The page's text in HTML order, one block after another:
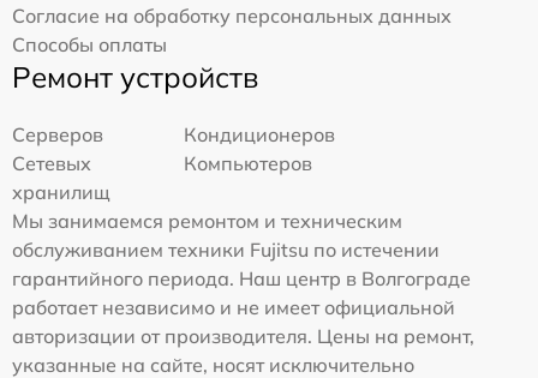
Согласие на обработку персональных данных
Способы оплаты
Ремонт устройств
Серверов
Кондиционеров
Сетевых
хранилищ
Компьютеров
Мы занимаемся ремонтом и техническим
обслуживанием техники Fujitsu по истечении
гарантийного периода. Наш центр в Волгограде
работает независимо и не имеет официальной
авторизации от производителя. Цены на ремонт,
указанные на сайте, носят исключительно